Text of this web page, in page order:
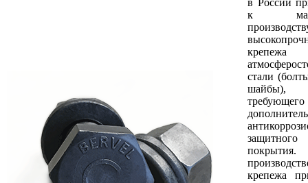
к
стали
требующего
защитного
крепежа